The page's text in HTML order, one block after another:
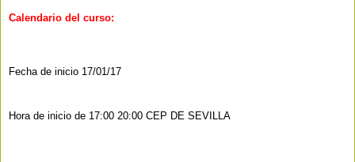
Calendario del curso:
Fecha de inicio 17/01/17
Hora de inicio de 17:00 20:00 CEP DE SEVILLA